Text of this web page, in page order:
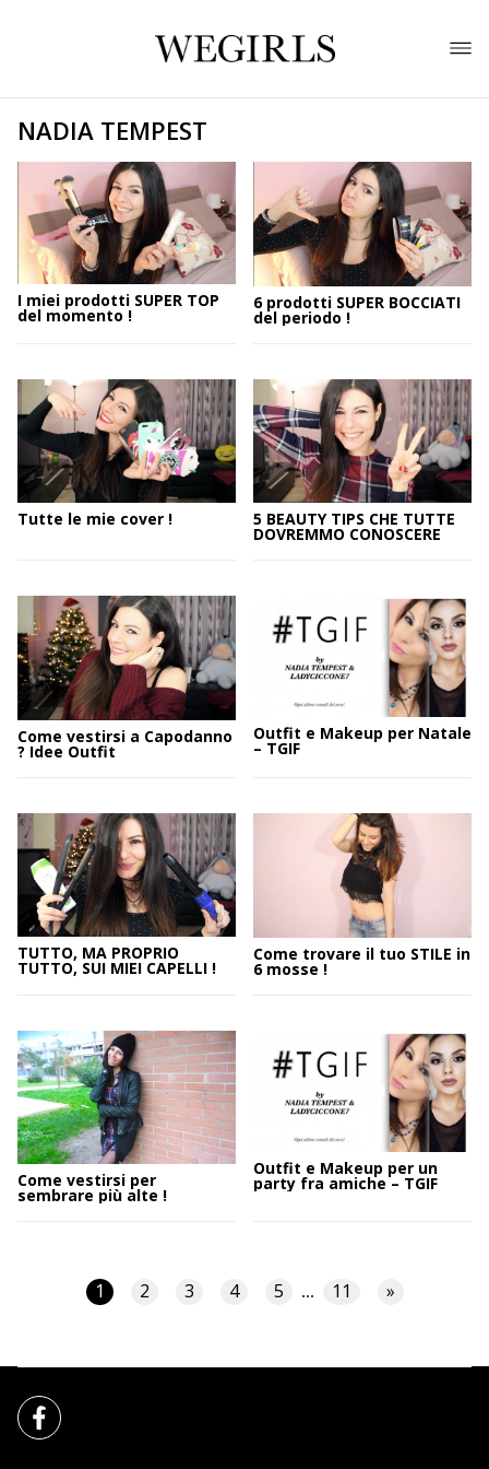
NADIA TEMPEST
I miei prodotti SUPER TOP
del momento !
6 prodotti SUPER BOCCIATI
del periodo !
Tutte le mie cover ! 5 BEAUTY TIPS CHE TUTTE
DOVREMMO CONOSCERE
Come vestirsi a Capodanno
? Idee Outfit
Outfit e Makeup per Natale
– TGIF
TUTTO, MA PROPRIO
TUTTO, SUI MIEI CAPELLI !
Come trovare il tuo STILE in
6 mosse !
Come vestirsi per
sembrare più alte !
Outfit e Makeup per un
party fra amiche – TGIF
1 2 3 4 5 ... 11 »